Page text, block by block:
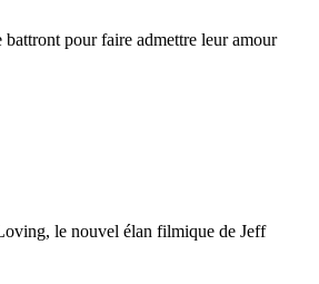
pour faire admettre leur amour
le nouvel élan filmique de Jeff